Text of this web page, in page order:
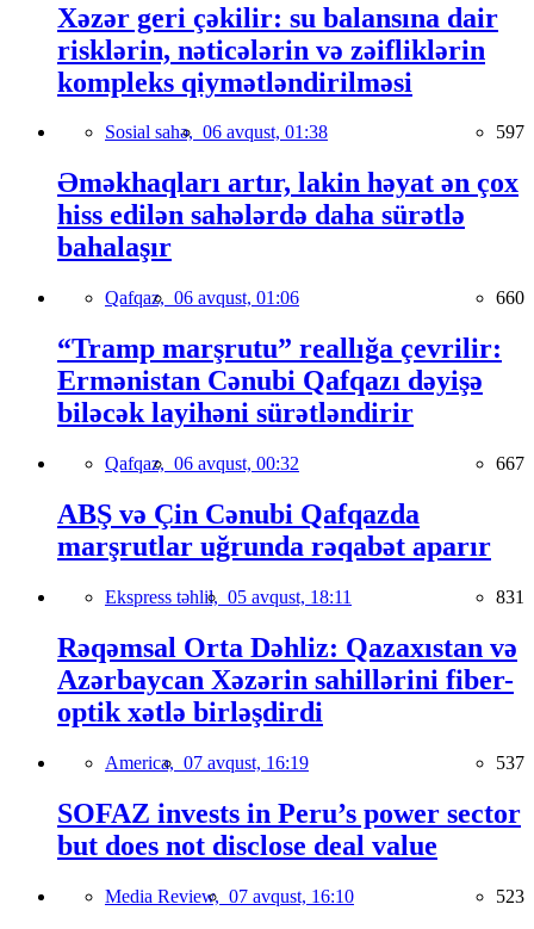
Xəzər geri çəkilir: su balansına dair
risklərin, nəticələrin və zəifliklərin
kompleks qiymətləndirilməsi
Sosial sahə, 06 avqust, 01:38 597
Əməkhaqları artır, lakin həyat ən çox
hiss edilən sahələrdə daha sürətlə
bahalaşır
Qafqaz, 06 avqust, 01:06 660
“Tramp marşrutu” reallığa çevrilir:
Ermənistan Cənubi Qafqazı dəyişə
biləcək layihəni sürətləndirir
Qafqaz, 06 avqust, 00:32 667
ABŞ və Çin Cənubi Qafqazda
marşrutlar uğrunda rəqabət aparır
Ekspress təhlil, 05 avqust, 18:11 831
Rəqəmsal Orta Dəhliz: Qazaxıstan və
Azərbaycan Xəzərin sahillərini fiber-
optik xətlə birləşdirdi
America, 07 avqust, 16:19 537
SOFAZ invests in Peru’s power sector
but does not disclose deal value
Media Review, 07 avqust, 16:10 523